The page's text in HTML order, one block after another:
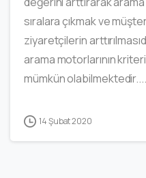
sıralara çıkmak ve
ziyaretçilerin
arama motorlarının
mümkün olabilmektedir....
14 Şubat 2020